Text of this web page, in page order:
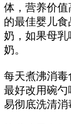
体，营养价
的最佳婴儿
奶，如果母
奶。
每天煮沸消毒
最好改用碗
易彻底洗清消